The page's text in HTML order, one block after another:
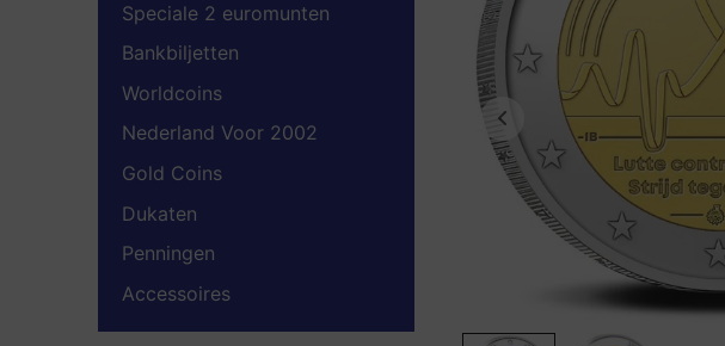
Speciale 2 euromunten
Bankbiljetten
Worldcoins
Nederland Voor 2002
Gold Coins
Dukaten
Penningen
Accessoires